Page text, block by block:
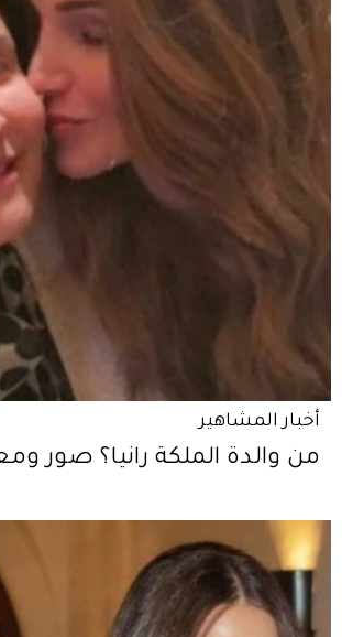
أخبار المشاهير
من والدة الملكة رانيا؟ صور